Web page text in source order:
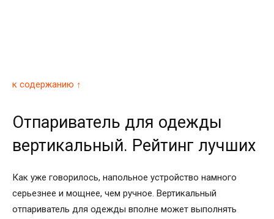
к содержанию ↑
Отпариватель для одежды
вертикальный. Рейтинг лучших
Как уже говорилось, напольное устройство намного
серьезнее и мощнее, чем ручное. Вертикальный
отпариватель для одежды вполне может выполнять